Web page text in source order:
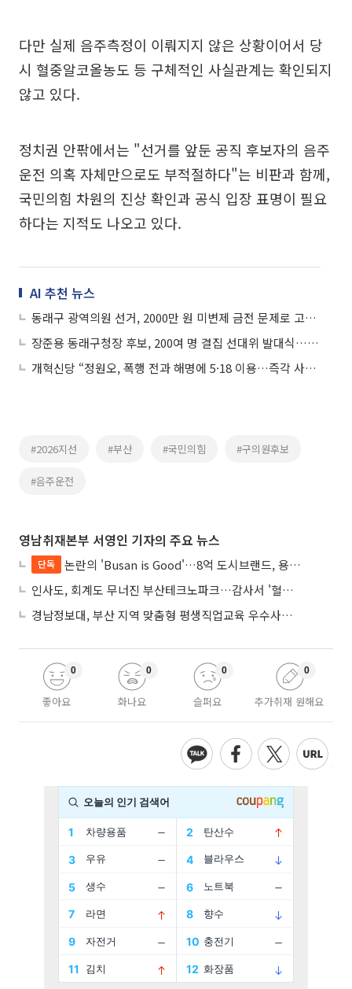
다만 실제 음주측정이 이뤄지지 않은 상황이어서 당
시 혈중알코올농도 등 구체적인 사실관계는 확인되지
않고 있다.
정치권 안팎에서는 "선거를 앞둔 공직 후보자의 음주
운전 의혹 자체만으로도 부적절하다"는 비판과 함께,
국민의힘 차원의 진상 확인과 공식 입장 표명이 필요
하다는 지적도 나오고 있다.
AI 추천 뉴스
동래구 광역의원 선거, 2000만 원 미변제 금전 문제로 고소장 접수파장
장준용 동래구청장 후보, 200여 명 결집 선대위 발대식…명품교육도시 비전 선포
개혁신당 “정원오, 폭행 전과 해명에 5·18 이용…즉각 사퇴해야”
#2026지선 #부산 #국민의힘 #구의원후보
#음주운전
영남취재본부 서영인 기자의 주요 뉴스
단독
논란의 'Busan is Good'…8억 도시브랜드, 용산 대통령실 CI 업체가 수행
인사도, 회계도 무너진 부산테크노파크…감사서 '혈세 유용·인사 뒤집기' 적발
경남정보대, 부산 지역 맞춤형 평생직업교육 우수사례로 혁신 주도
좋아요
0
화나요
0
슬퍼요
0
추가취재 원해요
0